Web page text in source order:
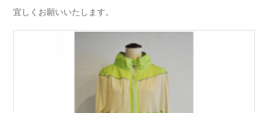
宜しくお願いいたします。